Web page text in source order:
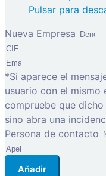
Pulsar para
Nueva Empresa
*Si aparece el
usuario con el mismo
compruebe que
sino abra una
Persona de contacto
Añadir